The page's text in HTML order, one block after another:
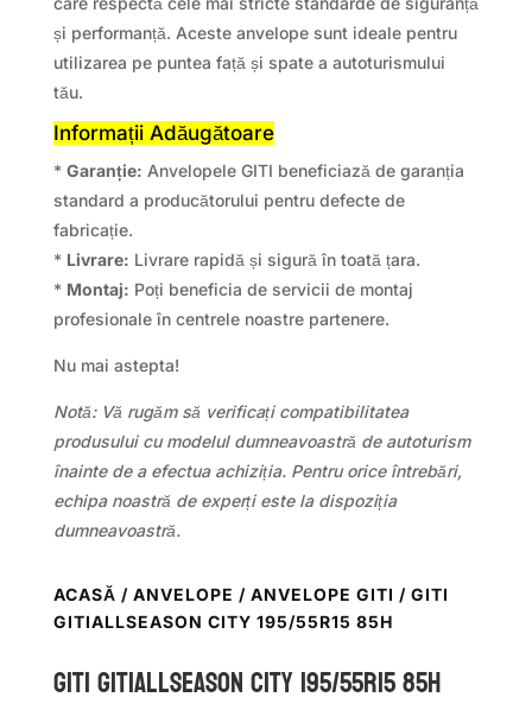
și performanță. Aceste anvelope sunt ideale pentru
utilizarea pe puntea față și spate a autoturismului
tău.
Informații Adăugătoare
* Garanție: Anvelopele GITI beneficiază de garanția
standard a producătorului pentru defecte de
fabricație.
* Livrare: Livrare rapidă și sigură în toată țara.
* Montaj: Poți beneficia de servicii de montaj
profesionale în centrele noastre partenere.
Nu mai astepta!
Notă: Vă rugăm să verificați compatibilitatea
produsului cu modelul dumneavoastră de autoturism
înainte de a efectua achiziția. Pentru orice întrebări,
echipa noastră de experți este la dispoziția
dumneavoastră.
ACASĂ / ANVELOPE / ANVELOPE GITI / GITI
GITIALLSEASON CITY 195/55R15 85H
GITI GITIALLSEASON CITY 195/55R15 85H